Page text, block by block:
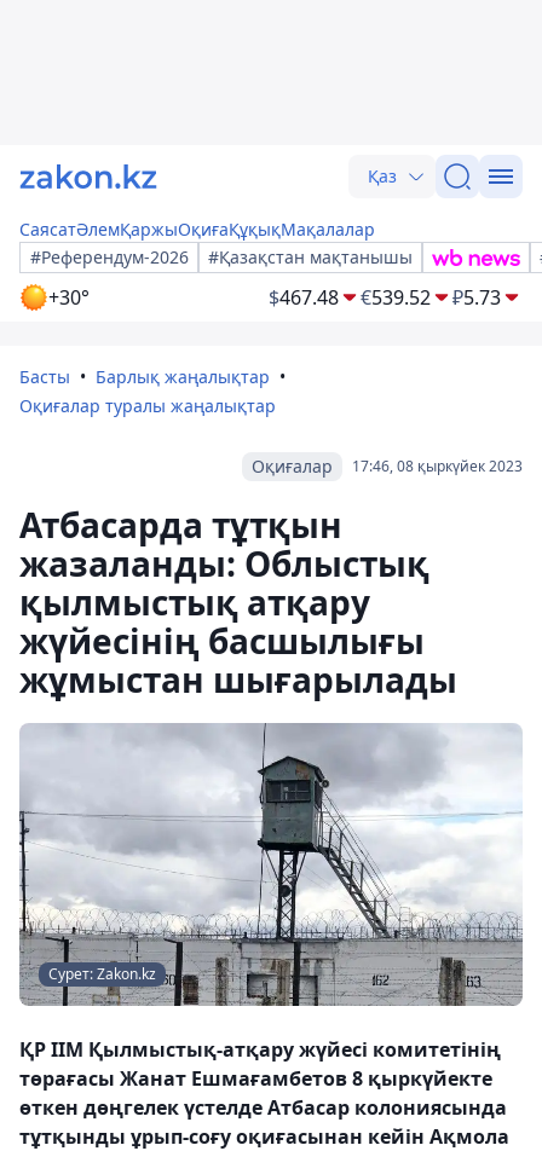
Қаз
СаясатӘлемҚаржыОқиғаҚұқықМақалалар
#Референдум-2026
#Қазақстан мақтанышы
+30° $467.48 €539.52 ₽5.73
Басты
Барлық жаңалықтар
Оқиғалар туралы жаңалықтар
17:46, 08 қыркүйек 2023
Оқиғалар
Атбасарда тұтқын
жазаланды: Облыстық
қылмыстық атқару
жүйесінің басшылығы
жұмыстан шығарылады
Сурет: Zakon.kz
ҚР ІІМ Қылмыстық-атқару жүйесі комитетінің
төрағасы Жанат Ешмағамбетов 8 қыркүйекте
өткен дөңгелек үстелде Атбасар колониясында
тұтқынды ұрып-соғу оқиғасынан кейін Ақмола